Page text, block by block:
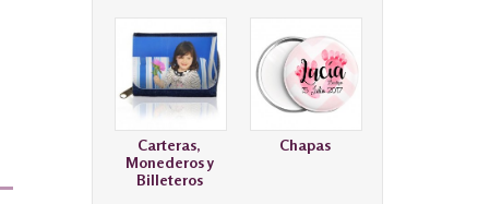
Carteras,
Monederos y
Billeteros
Chapas